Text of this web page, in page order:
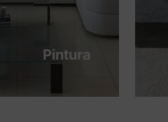
Pintura